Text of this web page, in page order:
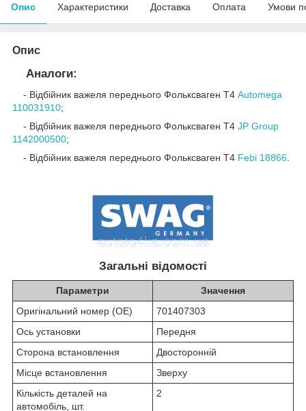
Опис Характеристики Доставка Оплата Умови
Опис
Аналоги:
- Відбійник важеля переднього Фольксваген Т4 Automega
110031910;
- Відбійник важеля переднього Фольксваген Т4 JP Group
1142000500;
- Відбійник важеля переднього Фольксваген Т4 Febi 18866
Загальні відомості
Параметри
Значення
Оригінальний номер (OE)
701407303
Ось установки
Передня
Сторона встановлення
Двосторонній
Місце встановлення
Зверху
Кількість деталей на
автомобіль, шт.
2